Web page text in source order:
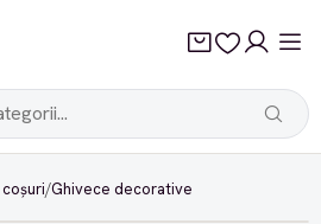
coșuri/Ghivece decorative